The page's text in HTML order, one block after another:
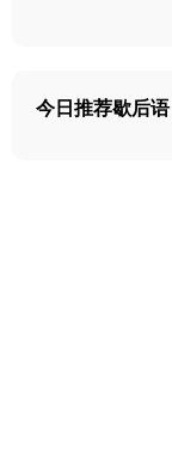
今日推荐歇后语